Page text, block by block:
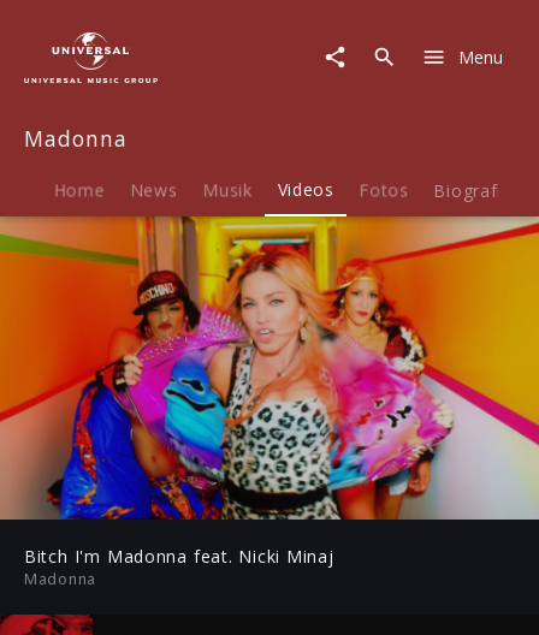
I'm
Nicki
Minaj
Menu
Madonna
Home News Musik Videos Fotos Biografie
Play
-04:04
Mute
Play
Bitch I'm Madonna feat. Nicki Minaj
Madonna